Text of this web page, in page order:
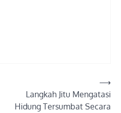
Langkah Jitu Mengatasi
Hidung Tersumbat Secara
⟶